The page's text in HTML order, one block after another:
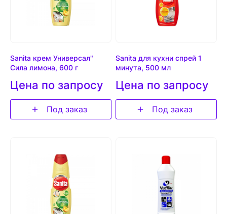
Sanita крем Универсал"
Сила лимона, 600 г
Цена по запросу
Под заказ
Sanita для кухни спрей 1
минута, 500 мл
Цена по запросу
Под заказ